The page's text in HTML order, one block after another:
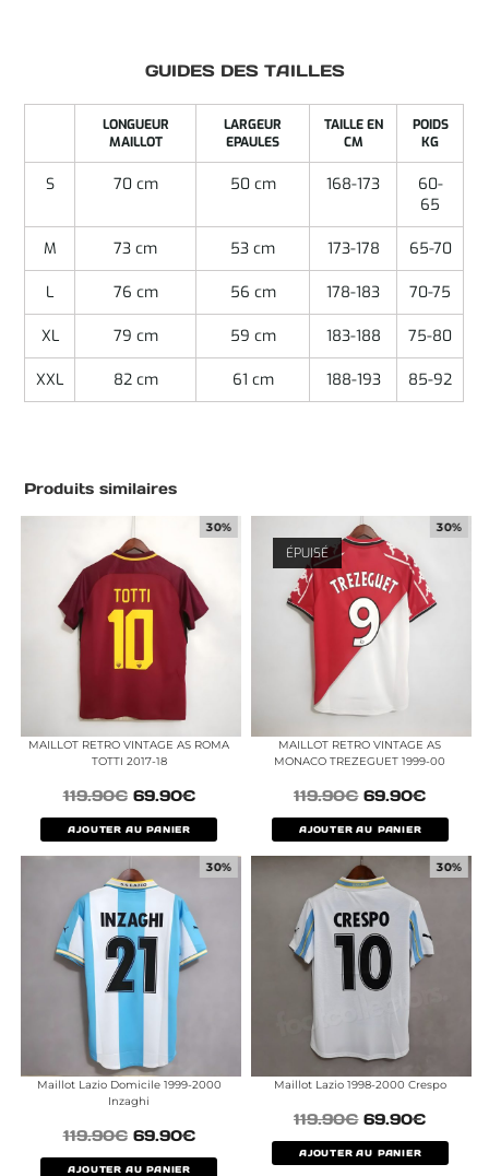
GUIDES DES TAILLES
LONGUEUR
MAILLOT
LARGEUR
EPAULES
TAILLE EN
CM
POIDS
KG
S 70 cm 50 cm 168-173
60-
65
M 73 cm 53 cm 173-178 65-70
L 76 cm 56 cm 178-183 70-75
XL 79 cm 59 cm 183-188 75-80
XXL 82 cm 61 cm 188-193 85-92
Produits similaires
30%
MAILLOT RETRO VINTAGE AS ROMA
TOTTI 2017-18
119.90€ 69.90€
AJOUTER AU PANIER
30%
ÉPUISÉ
MAILLOT RETRO VINTAGE AS
MONACO TREZEGUET 1999-00
119.90€ 69.90€
AJOUTER AU PANIER
30%
Maillot Lazio Domicile 1999-2000
Inzaghi
119.90€ 69.90€
AJOUTER AU PANIER
30%
Maillot Lazio 1998-2000 Crespo
119.90€ 69.90€
AJOUTER AU PANIER